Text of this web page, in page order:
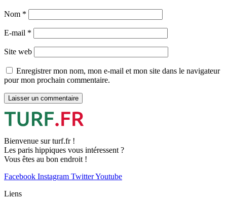
Nom *
E-mail *
Site web
Enregistrer mon nom, mon e-mail et mon site dans le navigateur
pour mon prochain commentaire.
Bienvenue sur turf.fr !
Les paris hippiques vous intéressent ?
Vous êtes au bon endroit !
Facebook Instagram TwitterYoutube
Liens